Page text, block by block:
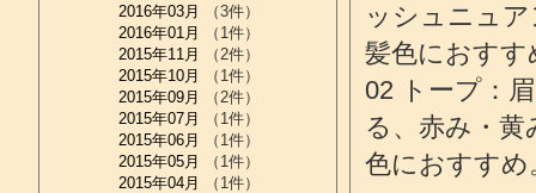
ッシュニュ
髪色におすす
02 トープ：
る、赤み・
色におすすめ
2016年03月
（3件）
2016年01月
（1件）
2015年11月
（2件）
2015年10月
（1件）
2015年09月
（2件）
2015年07月
（1件）
2015年06月
（1件）
2015年05月
（1件）
2015年04月
（1件）